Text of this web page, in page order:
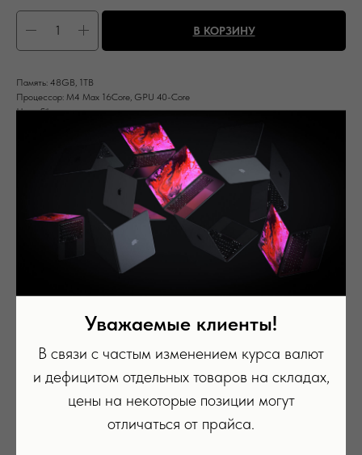
В КОРЗИНУ
Память: 48GB, 1TB
Процессор: M4 Max 16Core, GPU 40-Core
Цвет: Silver
Вас может заинтересовать
Уважаемые клиенты!
В связи с частым изменением курса валют
и дефицитом отдельных товаров на складах,
цены на некоторые позиции могут
отличаться от прайса.